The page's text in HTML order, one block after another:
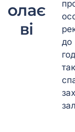
олає
ві
до